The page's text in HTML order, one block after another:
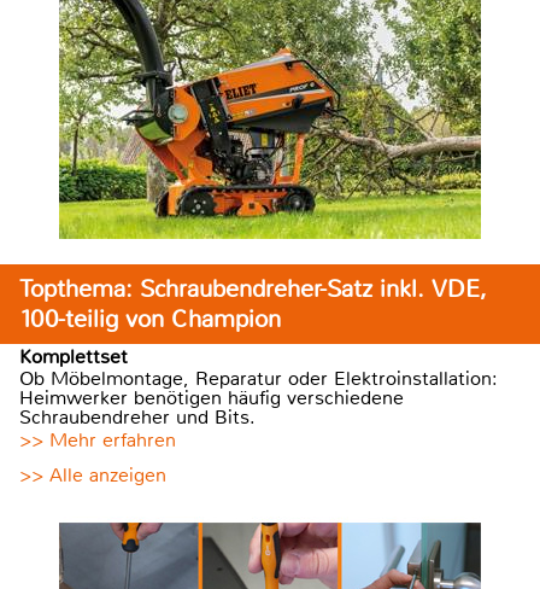
Topthema: Schraubendreher-Satz inkl. VDE,
100-teilig von Champion
Komplettset
Ob Möbelmontage, Reparatur oder Elektroinstallation:
Heimwerker benötigen häufig verschiedene
Schraubendreher und Bits.
>> Mehr erfahren
>> Alle anzeigen